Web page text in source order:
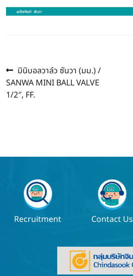
แนะแนว
เรื่อง
Previous
post:
มินิบอลวาล์ว ซันวา (มม.) /
SANWA MINI BALL VALVE
1/2″, FF.
Recruitment Contact Us